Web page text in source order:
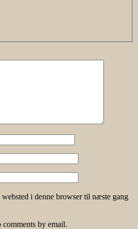
i denne browser til næste gang
by email.